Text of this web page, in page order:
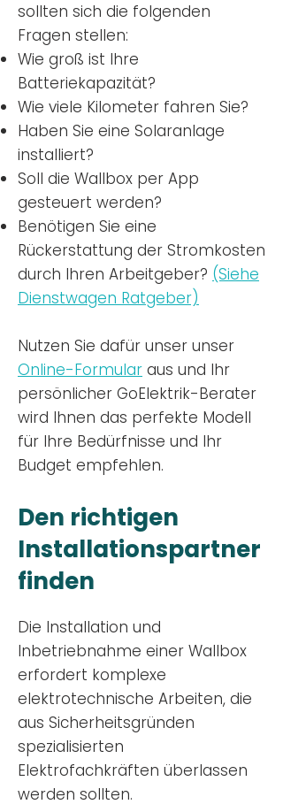
sollten sich die folgenden
Fragen stellen:
Wie groß ist Ihre
Batteriekapazität?
Wie viele Kilometer fahren Sie?
Haben Sie eine Solaranlage
installiert?
Soll die Wallbox per App
gesteuert werden?
Benötigen Sie eine
Rückerstattung der Stromkosten
durch Ihren Arbeitgeber? (Siehe
Dienstwagen Ratgeber)
Nutzen Sie dafür unser unser
Online-Formular aus und Ihr
persönlicher GoElektrik-Berater
wird Ihnen das perfekte Modell
für Ihre Bedürfnisse und Ihr
Budget empfehlen.
Den richtigen
Installationspartner
finden
Die Installation und
Inbetriebnahme einer Wallbox
erfordert komplexe
elektrotechnische Arbeiten, die
aus Sicherheitsgründen
spezialisierten
Elektrofachkräften überlassen
werden sollten.